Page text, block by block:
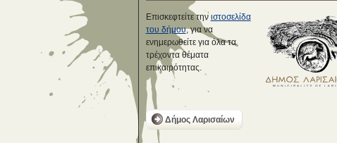
Επισκεφτείτε την ιστοσελίδα
του δήμου, για να
ενημερωθείτε για όλα τα
τρέχοντα θέματα
επικαιρότητας.
Δήμος Λαρισαίων